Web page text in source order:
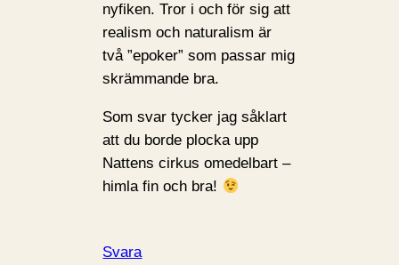
nyfiken. Tror i och för sig att
realism och naturalism är
två ”epoker” som passar mig
skrämmande bra.
Som svar tycker jag såklart
att du borde plocka upp
Nattens cirkus omedelbart –
himla fin och bra!
Svara